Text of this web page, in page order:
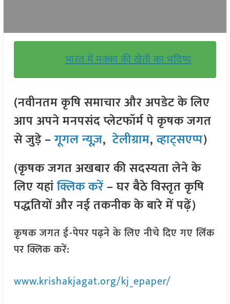
भारत में मक्का की खेती का भविष्य
(नवीनतम कृषि समाचार और अपडेट के लिए
आप अपने मनपसंद प्लेटफॉर्म पे कृषक जगत
से जुड़े –गूगल न्यूज़,टेलीग्राम,व्हाट्सएप्प)
(कृषक जगत अखबार की सदस्यता लेने के
लिए यहांक्लिक करें– घर बैठे विस्तृत कृषि
पद्धतियों और नई तकनीक के बारे में पढ़ें)
कृषक जगत ई-पेपर पढ़ने के लिए नीचे दिए गए लिंक
पर क्लिक करें:
www.krishakjagat.org/kj_epaper/